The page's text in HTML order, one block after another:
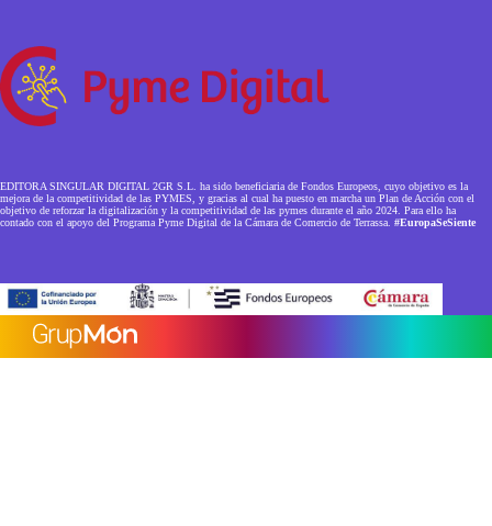
EDITORA SINGULAR DIGITAL 2GR S.L. ha sido beneficiaria de Fondos Europeos, cuyo objetivo es la
mejora de la competitividad de las PYMES, y gracias al cual ha puesto en marcha un Plan de Acción con el
objetivo de reforzar la digitalización y la competitividad de las pymes durante el año 2024. Para ello ha
contado con el apoyo del Programa Pyme Digital de la Cámara de Comercio de Terrassa. #EuropaSeSiente